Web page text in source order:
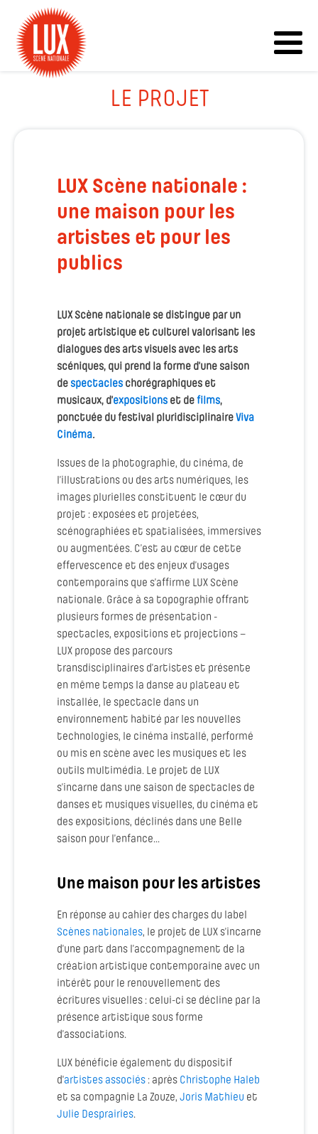
LE PROJET
LUX Scène nationale :
une maison pour les
artistes et pour les
publics
LUX Scène nationale se distingue par un
projet artistique et culturel valorisant les
dialogues des arts visuels avec les arts
scéniques, qui prend la forme d’une saison
despectacles chorégraphiques et
musicaux, d’expositions et defilms,
ponctuée du festival pluridisciplinaireViva
Cinéma.
Issues de la photographie, du cinéma, de
l’illustrations ou des arts numériques, les
images plurielles constituent le cœur du
projet : exposées et projetées,
scénographiées et spatialisées, immersives
ou augmentées. C’est au cœur de cette
effervescence et des enjeux d’usages
contemporains que s’affirme LUX Scène
nationale. Grâce à sa topographie offrant
plusieurs formes de présentation -
spectacles, expositions et projections –
LUX propose des parcours
transdisciplinaires d’artistes et présente
en même temps la danse au plateau et
installée, le spectacle dans un
environnement habité par les nouvelles
technologies, le cinéma installé, performé
ou mis en scène avec les musiques et les
outils multimédia. Le projet de LUX
s’incarne dans une saison de spectacles de
danses et musiques visuelles, du cinéma et
des expositions, déclinés dans une Belle
saison pour l’enfance...
Une maison pour les artistes
En réponse au cahier des charges du label
Scènes nationales, le projet de LUX s’incarne
d’une part dans l’accompagnement de la
création artistique contemporaine avec un
intérêt pour le renouvellement des
écritures visuelles : celui-ci se décline par la
présence artistique sous forme
d’associations.
LUX bénéficie également du dispositif
d'artistes associés : après Christophe Haleb
et sa compagnie La Zouze, Joris Mathieu et
Julie Desprairies.